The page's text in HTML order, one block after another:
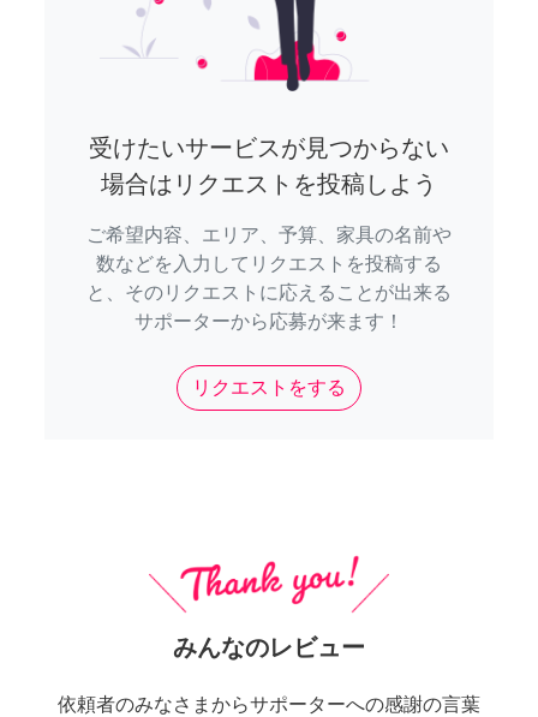
受けたいサービスが見つからない
場合はリクエストを投稿しよう
ご希望内容、エリア、予算、家具の名前や
数などを入力してリクエストを投稿する
と、そのリクエストに応えることが出来る
サポーターから応募が来ます！
リクエストをする
みんなのレビュー
依頼者のみなさまからサポーターへの感謝の言葉